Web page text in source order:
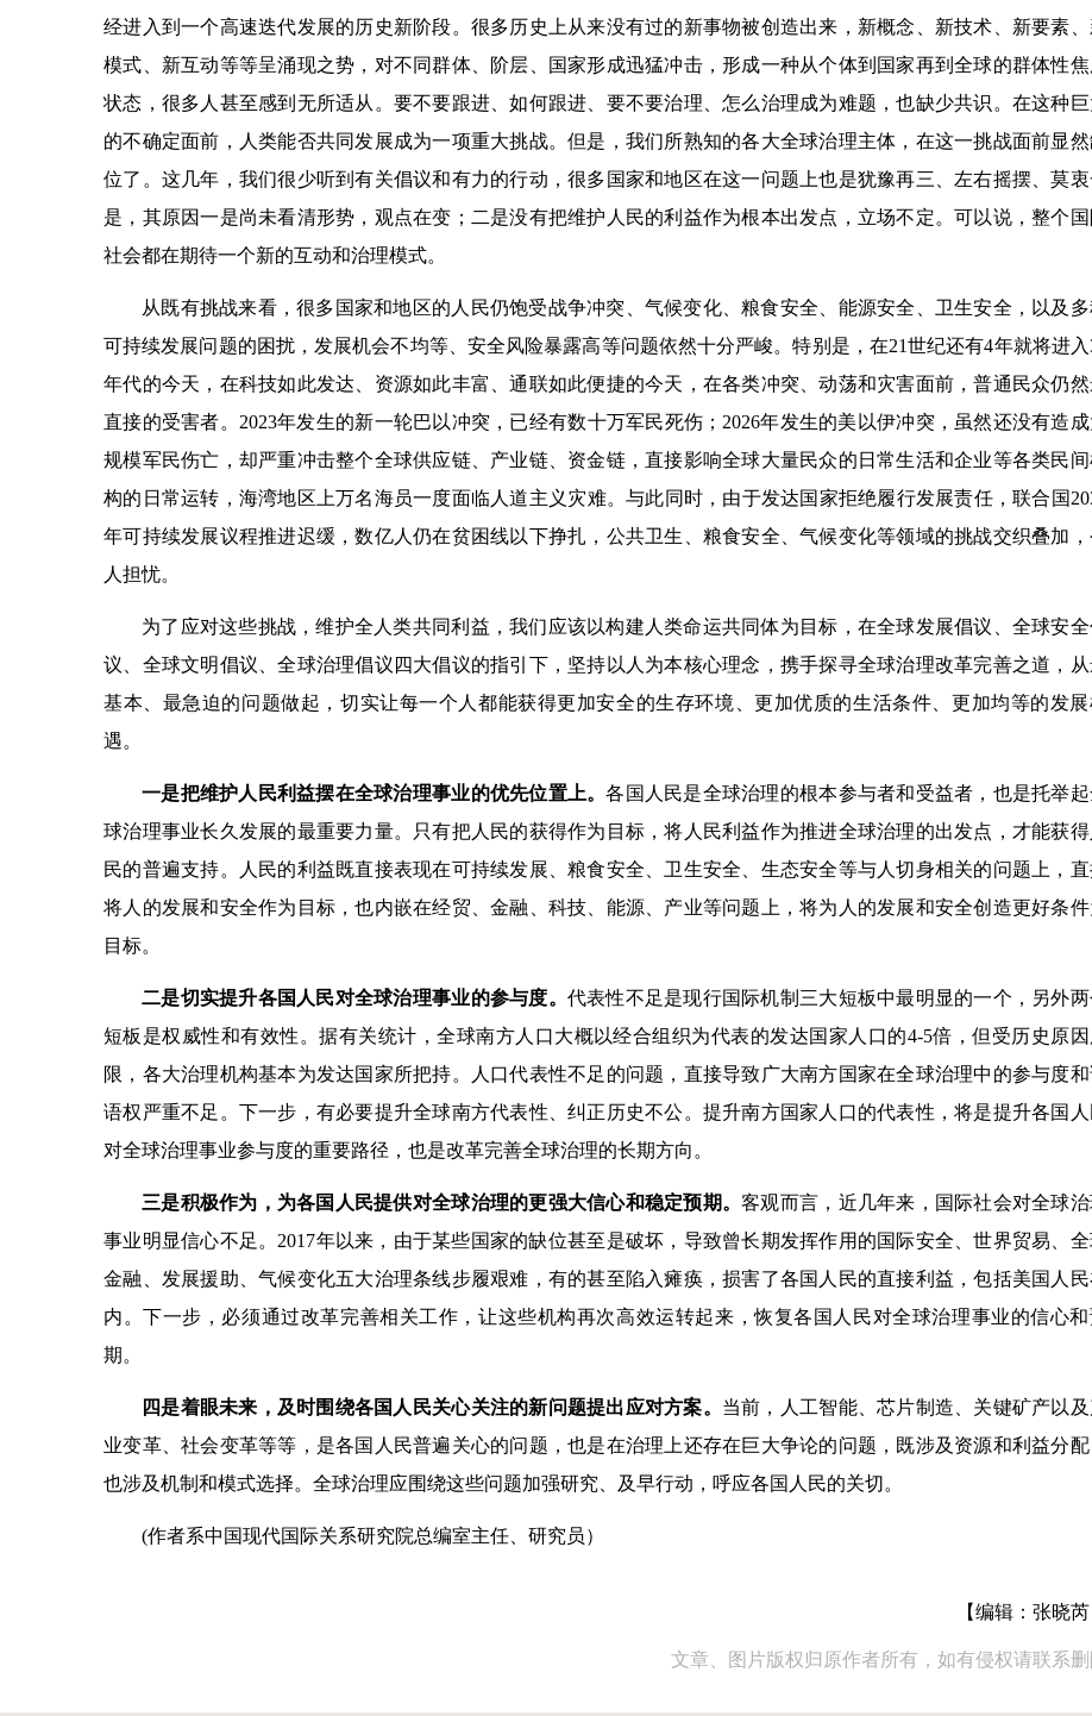
经进入到一个高速迭代发展的历史新阶段。很多历史上从来没有过的新事物被创造出来，新概念、新技术、新要素
模式、新互动等等呈涌现之势，对不同群体、阶层、国家形成迅猛冲击，形成一种从个体到国家再到全球的群体性
状态，很多人甚至感到无所适从。要不要跟进、如何跟进、要不要治理、怎么治理成为难题，也缺少共识。在这种巨
的不确定面前，人类能否共同发展成为一项重大挑战。但是，我们所熟知的各大全球治理主体，在这一挑战面前显
位了。这几年，我们很少听到有关倡议和有力的行动，很多国家和地区在这一问题上也是犹豫再三、左右摇摆、莫衷
是，其原因一是尚未看清形势，观点在变；二是没有把维护人民的利益作为根本出发点，立场不定。可以说，整个
社会都在期待一个新的互动和治理模式。
从既有挑战来看，很多国家和地区的人民仍饱受战争冲突、气候变化、粮食安全、能源安全、卫生安全，以及多
可持续发展问题的困扰，发展机会不均等、安全风险暴露高等问题依然十分严峻。特别是，在21世纪还有4年就将进入
年代的今天，在科技如此发达、资源如此丰富、通联如此便捷的今天，在各类冲突、动荡和灾害面前，普通民众仍
直接的受害者。2023年发生的新一轮巴以冲突，已经有数十万军民死伤；2026年发生的美以伊冲突，虽然还没有造成
规模军民伤亡，却严重冲击整个全球供应链、产业链、资金链，直接影响全球大量民众的日常生活和企业等各类民
构的日常运转，海湾地区上万名海员一度面临人道主义灾难。与此同时，由于发达国家拒绝履行发展责任，联合国
年可持续发展议程推进迟缓，数亿人仍在贫困线以下挣扎，公共卫生、粮食安全、气候变化等领域的挑战交织叠加，
人担忧。
为了应对这些挑战，维护全人类共同利益，我们应该以构建人类命运共同体为目标，在全球发展倡议、全球安全
议、全球文明倡议、全球治理倡议四大倡议的指引下，坚持以人为本核心理念，携手探寻全球治理改革完善之道，
基本、最急迫的问题做起，切实让每一个人都能获得更加安全的生存环境、更加优质的生活条件、更加均等的发
遇。
一是把维护人民利益摆在全球治理事业的优先位置上。各国人民是全球治理的根本参与者和受益者，也是托举起
球治理事业长久发展的最重要力量。只有把人民的获得作为目标，将人民利益作为推进全球治理的出发点，才能获得
民的普遍支持。人民的利益既直接表现在可持续发展、粮食安全、卫生安全、生态安全等与人切身相关的问题上，
将人的发展和安全作为目标，也内嵌在经贸、金融、科技、能源、产业等问题上，将为人的发展和安全创造更好条件
目标。
二是切实提升各国人民对全球治理事业的参与度。 代表性不足是现行国际机制三大短板中最明显的一个，另外两
短板是权威性和有效性。据有关统计，全球南方人口大概以经合组织为代表的发达国家人口的4-5倍，但受历史原
限，各大治理机构基本为发达国家所把持。人口代表性不足的问题，直接导致广大南方国家在全球治理中的参与度
语权严重不足。下一步，有必要提升全球南方代表性、纠正历史不公。提升南方国家人口的代表性，将是提升各国人
对全球治理事业参与度的重要路径，也是改革完善全球治理的长期方向。
三是积极作为，为各国人民提供对全球治理的更强大信心和稳定预期。客观而言，近几年来，国际社会对全球治
事业明显信心不足。2017年以来，由于某些国家的缺位甚至是破坏，导致曾长期发挥作用的国际安全、世界贸易、
金融、发展援助、气候变化五大治理条线步履艰难，有的甚至陷入瘫痪，损害了各国人民的直接利益，包括美国人民
内。下一步，必须通过改革完善相关工作，让这些机构再次高效运转起来，恢复各国人民对全球治理事业的信心和
期。
四是着眼未来，及时围绕各国人民关心关注的新问题提出应对方案。 当前，人工智能、芯片制造、关键矿产以
业变革、社会变革等等，是各国人民普遍关心的问题，也是在治理上还存在巨大争论的问题，既涉及资源和利益分配
也涉及机制和模式选择。全球治理应围绕这些问题加强研究、及早行动，呼应各国人民的关切。
(作者系中国现代国际关系研究院总编室主任、研究员）
【编辑：张晓芮
文章、图片版权归原作者所有，如有侵权请联系删